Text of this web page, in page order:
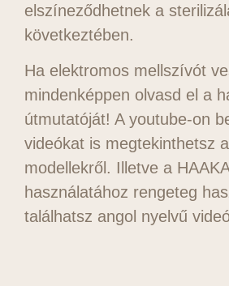
elszíneződhetnek a
következtében.
Ha elektromos mellszívót
mindenképpen olvasd el a
útmutatóját! A youtube-on
videókat is megtekinthetsz
modellekről. Illetve a
használatához rengeteg
találhatsz angol nyelvű